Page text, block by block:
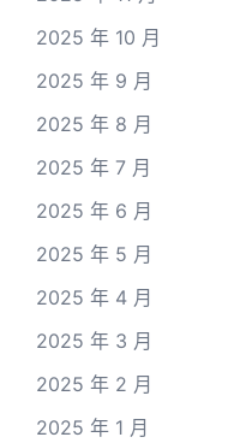
2025 年 10 月
2025 年 9 月
2025 年 8 月
2025 年 7 月
2025 年 6 月
2025 年 5 月
2025 年 4 月
2025 年 3 月
2025 年 2 月
2025 年 1 月